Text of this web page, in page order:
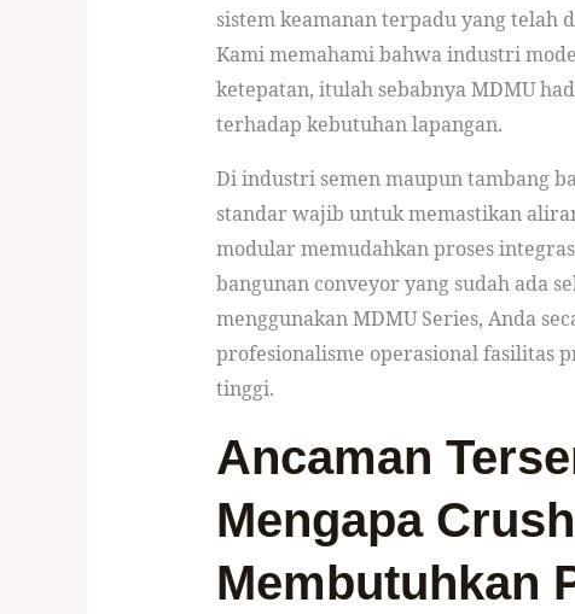
sistem keamanan terpadu yang telah
Kami memahami bahwa industri
ketepatan, itulah sebabnya MDMU
terhadap kebutuhan lapangan.
Di industri semen maupun tambang
standar wajib untuk memastikan
modular memudahkan proses
bangunan conveyor yang sudah ada
menggunakan MDMU Series, Anda
profesionalisme operasional fasilitas
tinggi.
Ancaman
Mengapa
Membutuhkan